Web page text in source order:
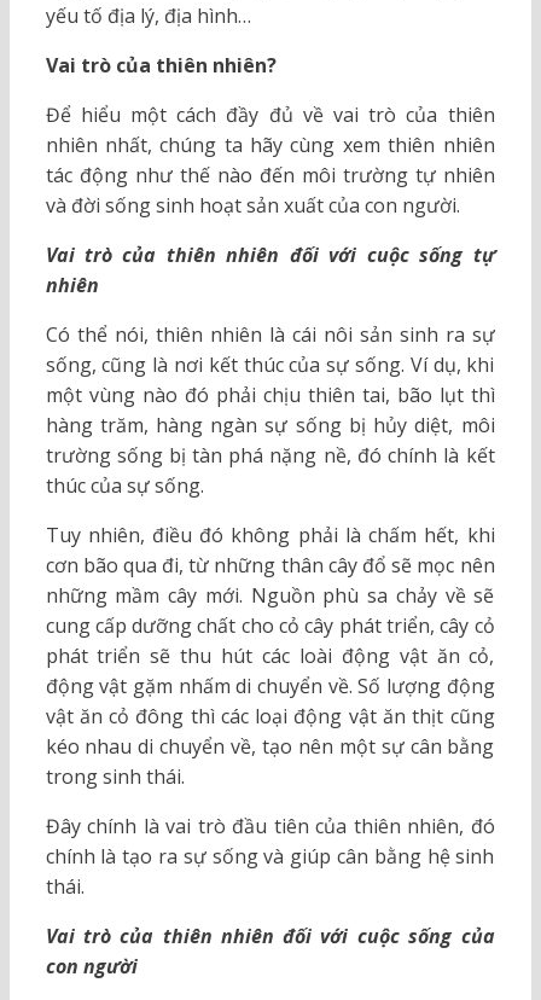
yếu tố địa lý, địa hình…
Vai trò của thiên nhiên?
Để hiểu một cách đầy đủ về vai trò của thiên
nhiên nhất, chúng ta hãy cùng xem thiên nhiên
tác động như thế nào đến môi trường tự nhiên
và đời sống sinh hoạt sản xuất của con người.
Vai trò của thiên nhiên đối với cuộc sống tự
nhiên
Có thể nói, thiên nhiên là cái nôi sản sinh ra sự
sống, cũng là nơi kết thúc của sự sống. Ví dụ, khi
một vùng nào đó phải chịu thiên tai, bão lụt thì
hàng trăm, hàng ngàn sự sống bị hủy diệt, môi
trường sống bị tàn phá nặng nề, đó chính là kết
thúc của sự sống.
Tuy nhiên, điều đó không phải là chấm hết, khi
cơn bão qua đi, từ những thân cây đổ sẽ mọc nên
những mầm cây mới. Nguồn phù sa chảy về sẽ
cung cấp dưỡng chất cho cỏ cây phát triển, cây cỏ
phát triển sẽ thu hút các loài động vật ăn cỏ,
động vật gặm nhấm di chuyển về. Số lượng động
vật ăn cỏ đông thì các loại động vật ăn thịt cũng
kéo nhau di chuyển về, tạo nên một sự cân bằng
trong sinh thái.
Đây chính là vai trò đầu tiên của thiên nhiên, đó
chính là tạo ra sự sống và giúp cân bằng hệ sinh
thái.
Vai trò của thiên nhiên đối với cuộc sống của
con người